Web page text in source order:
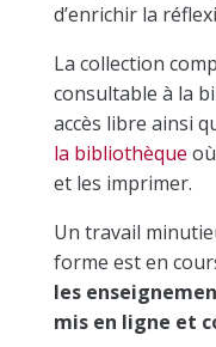
d’enrichir la
La collection
consultable à la
accès libre ainsi
la bibliothèque
et les imprimer.
Un travail
forme est en
les
mis en ligne et